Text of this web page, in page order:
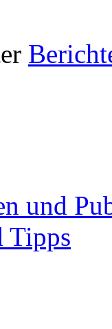
und
Tipps